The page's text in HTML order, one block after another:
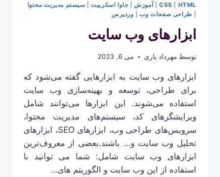
CSS HTML
|آموزش جاوا اسکریپت| سیستم مدیریت محتوا
طراحی صفحات وب| وردپرس
ابزارهای وب سایت
توسط مهرداد یاری می 6, 2023
ابزارهای وب سایت به ابزارهایی گفته می‌شود که
برای طراحی، توسعه و بهینه‌سازی وب سایت
استفاده می‌شوند. این ابزارها می‌توانند شامل
ویرایشگرهای کد، سیستم‌های مدیریت محتوا،
سرویس‌های طراحی وب، ابزارهای SEO، ابزارهای
تحلیل وب سایت و… باشند.بعضی از معروف‌ترین
ابزارهای وب سایت شامل: شما می توانید با
استفاده از این وب سایت و الگوریتم های…